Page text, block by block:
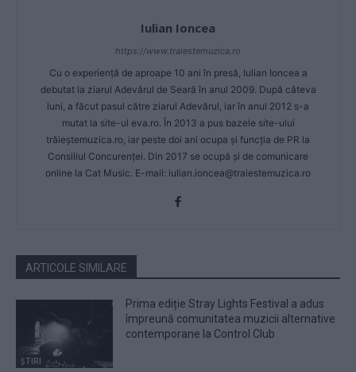
Iulian Ioncea
https://www.traiestemuzica.ro
Cu o experiență de aproape 10 ani în presă, Iulian Ioncea a
debutat la ziarul Adevărul de Seară în anul 2009. După câteva
luni, a făcut pasul către ziarul Adevărul, iar în anul 2012 s-a
mutat la site-ul eva.ro. În 2013 a pus bazele site-ului
trăieștemuzica.ro, iar peste doi ani ocupa și funcția de PR la
Consiliul Concurenței. Din 2017 se ocupă și de comunicare
online la Cat Music. E-mail: iulian.ioncea@traiestemuzica.ro
ARTICOLE SIMILARE
ȘTIRI
Prima ediție Stray Lights Festival a adus
împreună comunitatea muzicii alternative
contemporane la Control Club